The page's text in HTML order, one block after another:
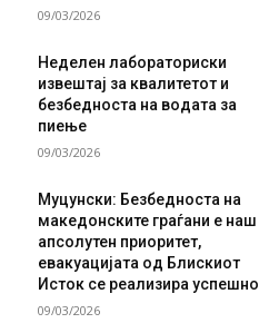
09/03/2026
Неделен лабораториски
извештај за квалитетот и
безбедноста на водата за
пиење
09/03/2026
Муцунски: Безбедноста на
македонските граѓани е наш
апсолутен приоритет,
евакуацијата од Блискиот
Исток се реализира успешно
09/03/2026